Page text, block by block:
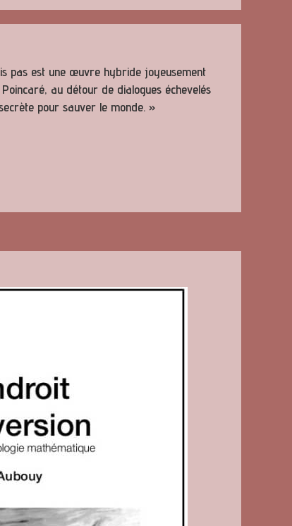
pas est une œuvre hybride joyeusement
au détour de dialogues échevelés
pour sauver le monde. »